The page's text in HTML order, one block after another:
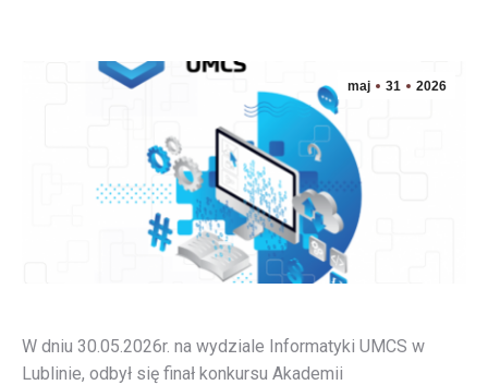
maj 31 2026
W dniu 30.05.2026r. na wydziale Informatyki UMCS w
Lublinie, odbył się finał konkursu Akademii